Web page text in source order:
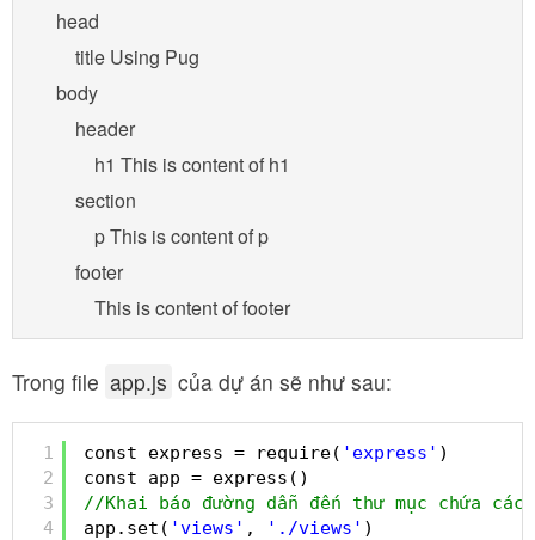
    head
        title Using Pug
    body
        header
            h1 This is content of h1
        section
            p This is content of p
        footer
            This is content of footer
Trong file app.js của dự án sẽ như sau:
1
2
3
4
const express = require( 'express' )
const app = express()
//Khai báo đường dẫn đến thư mục chứa các
app.set( 'views' , './views' )